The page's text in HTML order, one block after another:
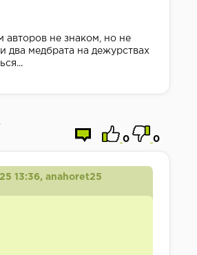
авторов не знаком, но не
два медбрата на дежурствах
0 0
13:36, anahoret25